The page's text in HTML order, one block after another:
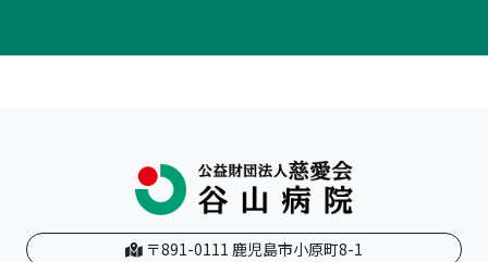
〒891-0111 鹿児島市小原町8-1